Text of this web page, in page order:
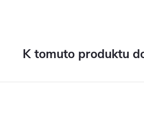
K tomuto produktu